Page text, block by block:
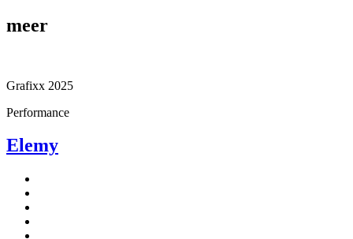
meer
Grafixx 2025
Performance
Elemy